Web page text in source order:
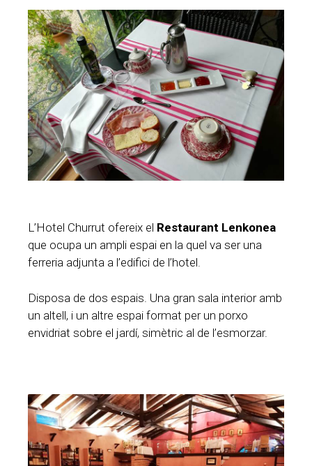
L’Hotel Churrut ofereix el Restaurant Lenkonea
que ocupa un ampli espai en la quel va ser una
ferreria adjunta a l’edifici de l’hotel.
Disposa de dos espais. Una gran sala interior amb
un altell, i un altre espai format per un porxo
envidriat sobre el jardí, simètric al de l’esmorzar.